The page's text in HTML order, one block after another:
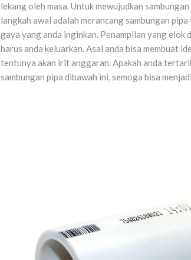
lekang oleh masa. Untuk mewujudkan
langkah awal adalah merancang sambungan
gaya yang anda inginkan. Penampilan yang elok
harus anda keluarkan. Asal anda bisa membuat
tentunya akan irit anggaran. Apakah anda
sambungan pipa dibawah ini, semoga bisa